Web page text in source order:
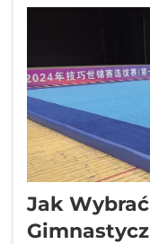
spełniającą
Jak